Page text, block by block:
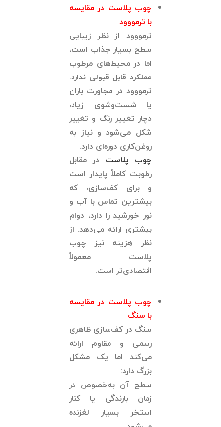
چوب پلاست در مقایسه
با ترمووود
ترمووود از نظر زیبایی
سطح بسیار جذاب است،
اما در محیط‌های مرطوب
عملکرد قابل قبولی ندارد.
ترمووود در مجاورت باران
یا شست‌وشوی زیاد،
دچار تغییر رنگ و تغییر
شکل می‌شود و نیاز به
روغن‌کاری دوره‌ای دارد.
چوب پلاست در مقابل
رطوبت کاملاً پایدار است
و برای کف‌سازی، که
بیشترین تماس با آب و
نور خورشید را دارد، دوام
بیشتری ارائه می‌دهد. از
نظر هزینه نیز چوب
پلاست معمولاً
اقتصادی‌تر است.
چوب پلاست در مقایسه
با سنگ
سنگ در کف‌سازی ظاهری
رسمی و مقاوم ارائه
می‌کند اما یک مشکل
بزرگ دارد:
سطح آن به‌خصوص در
زمان بارندگی یا کنار
استخر بسیار لغزنده